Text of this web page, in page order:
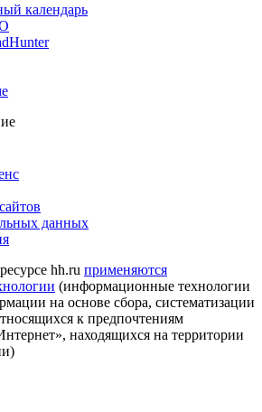
календарь
данных
hh.ru применяются
(информационные технологии
на основе сбора, систематизации
к предпочтениям
находящихся на территории